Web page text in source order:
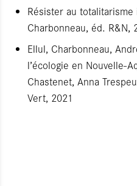
Résister au
Charbonneau, éd. R&N,
Ellul, Charbonneau,
l’écologie en Nouvelle-
Chastenet, Anna
Vert, 2021